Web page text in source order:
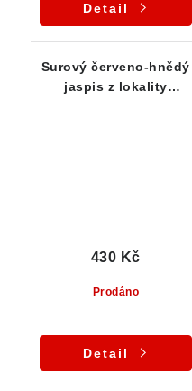
Detail
Surový červeno-hnědý
jaspis z lokality
Prodáno
430 Kč
Detail